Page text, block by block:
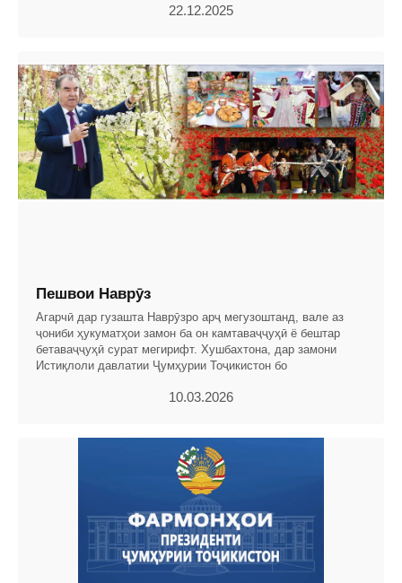
22.12.2025
Пешвои Наврӯз
Агарчӣ дар гузашта Наврӯзро арҷ мегузоштанд, вале аз
ҷониби ҳукуматҳои замон ба он камтаваҷҷуҳӣ ё бештар
бетаваҷҷуҳӣ сурат мегирифт. Хушбахтона, дар замони
Истиқлоли давлатии Ҷумҳурии Тоҷикистон бо
10.03.2026